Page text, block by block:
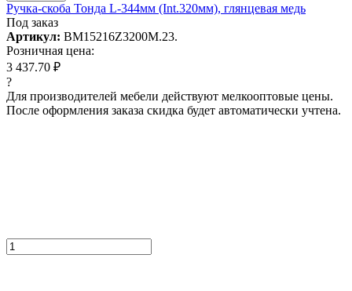
Ручка-скоба Тонда L-344мм (Int.320мм), глянцевая медь
Под заказ
Артикул: BM15216Z3200M.23.
Розничная цена:
3 437.70 ₽
?
Для производителей мебели действуют мелкооптовые цены.
После оформления заказа скидка будет автоматически учтена.